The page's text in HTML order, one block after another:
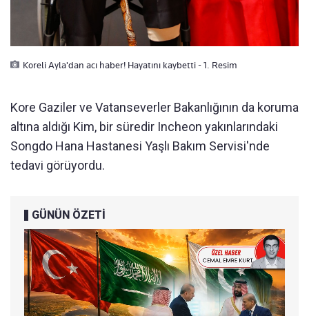
Koreli Ayla'dan acı haber! Hayatını kaybetti - 1. Resim
Kore Gaziler ve Vatanseverler Bakanlığının da koruma
altına aldığı Kim, bir süredir Incheon yakınlarındaki
Songdo Hana Hastanesi Yaşlı Bakım Servisi'nde
tedavi görüyordu.
GÜNÜN ÖZETİ